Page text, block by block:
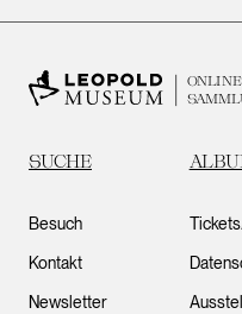
ONLINE
SUCHE
Besuch
Kontakt
Newsletter